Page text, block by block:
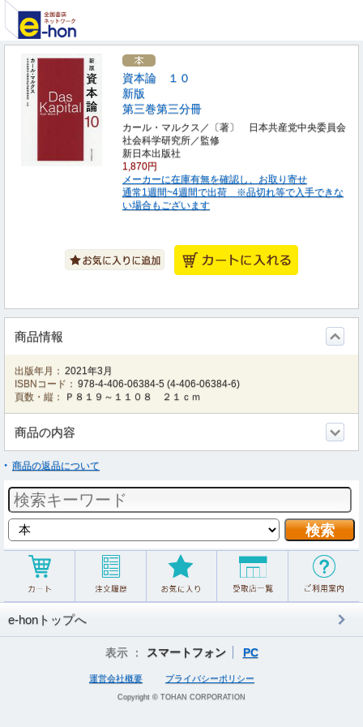
資本論 １０
新版
第三巻第三分冊
カール・マルクス／〔著〕 日本共産党中央委員会
社会科学研究所／監修
新日本出版社
1,870円
メーカーに在庫有無を確認し、お取り寄せ
通常1週間~4週間で出荷 ※品切れ等で入手できな
い場合もございます
商品情報
出版年月： 2021年3月
ISBNコード： 978-4-406-06384-5 (4-406-06384-6)
頁数・縦：
Ｐ８１９～１１０８ ２１ｃｍ
商品の内容
商品の返品について
e-honトップへ
表示 ： スマートフォン PC
運営会社概要 プライバシーポリシー
Copyright © TOHAN CORPORATION